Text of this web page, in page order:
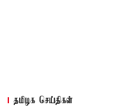
தமிழக செய்திகள்